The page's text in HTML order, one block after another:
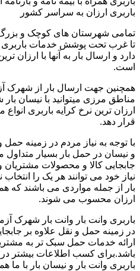
باربری ارزان به سراسر کشور
تمامی شهرستان های کوچک و
تا غرب تحت پوشش خدمات باربری
دارد و ارسال بار به آنها با ارزان
است.
همچنین جهت ارسال بار از شهرک
مناطق مرزی میتوانید با نیسان
ارزان ترین نرخ کرایه باربری
قرار دهد.
با توجه به نیاز مردم در زمینه حمل
و نیسان در حمل بار بسیار
جابجایی کالا و محصولات مشتریان
نیاز خود می توانند هر یک را انتخاب
بار از جمله مواردی می باشند که
ارزان محسوب می شوند.
باربری وانت بار وانت بار شهرک
در زمینه حمل و نقل علاوه بر
ارائه خدمات حمل سبک تر به
باشد.برای کسب اطلاعات بیشتر در
باربری وانت بار و نیسان بار با ما